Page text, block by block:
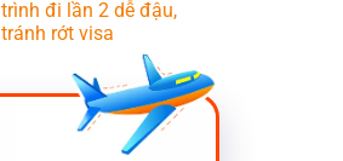
trình đi lần 2 dễ đậu,
tránh rớt visa